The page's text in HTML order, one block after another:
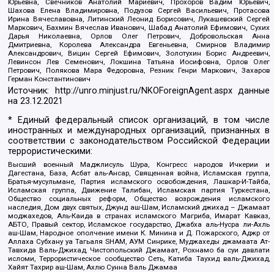
Шахова Елена Владимировна, Подузов Сергей Васильевич, Протасова
Ирина Вячеславовна, Литинский Леонид Борисович, Лукашевский Сергей
Маркович, Бахмин Вячеслав Иванович, Шабад Анатолий Ефимович, Сухих
Дарья Николаевна, Орлов Олег Петрович, Добровольская Анна
Дмитриевна, Королева Александра Евгеньевна, Смирнов Владимир
Александрович, Вицин Сергей Ефимович, Золотухин Борис Андреевич,
Левинсон Лев Семенович, Локшина Татьяна Иосифовна, Орлов Олег
Петрович, Полякова Мара Федоровна, Резник Генри Маркович, Захаров
Герман Константинович
Источник: http://unro.minjust.ru/NKOForeignAgent.aspxданные
на23.12.2021
* Единый федеральный список организаций, в том числе
иностранных и международных организаций, признанных в
соответствии с законодательством Российской Федерации
террористическими:
Высший военный Маджлисуль Шура, Конгресс народов Ичкерии и
Дагестана, База, Асбат аль-Ансар, Священная война, Исламская группа,
Братья-мусульмане, Партия исламского освобождения, Лашкар-И-Тайба,
Исламская группа, Движение Талибан, Исламская партия Туркестана,
Общество социальных реформ, Общество возрождения исламского
наследия, Дом двух святых, Джунд аш-Шам, Исламский джихад – Джамаат
моджахедов, Аль-Каида в странах исламского Магриба, Имарат Кавказ,
АБТО, Правый сектор, Исламское государство, Джабха аль-Нусра ли-Ахль
аш-Шам, Народное ополчение имени К. Минина и Д. Пожарского, Аджр от
Аллаха Субхану уа Тагьаля SHAM, АУМ Синрике, Муджахеды джамаата Ат-
Тавхида Валь-Джихад, Чистопольский Джамаат, Рохнамо ба суи давлати
исломи, Террористическое сообщество Сеть, Катиба Таухид валь-Джихад,
Хайят Тахрир аш-Шам, Ахлю Сунна Валь Джамаа